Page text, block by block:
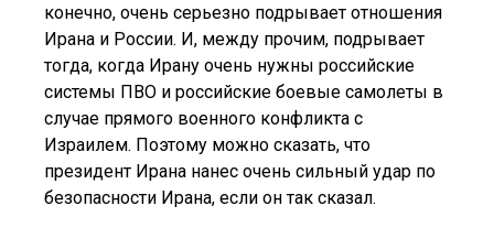
конечно, очень серьезно подрывает отношения
Ирана и России. И, между прочим, подрывает
тогда, когда Ирану очень нужны российские
системы ПВО и российские боевые самолеты в
случае прямого военного конфликта с
Израилем. Поэтому можно сказать, что
президент Ирана нанес очень сильный удар по
безопасности Ирана, если он так сказал.